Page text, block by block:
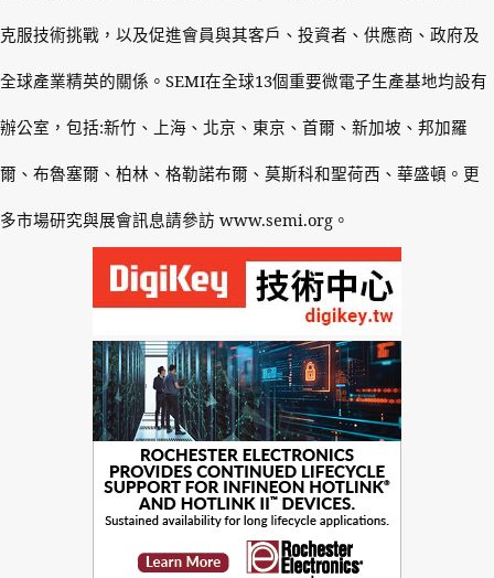
克服技術挑戰，以及促進會員與其客戶、投資者、供應商、政府及
全球產業精英的關係。 SEMI在全球13個重要微電子生產基地均設有
辦公室，包括:新竹、上海、北京、東京、首爾、新加坡、邦加羅
爾、布魯塞爾、柏林、格勒諾布爾、莫斯科和聖荷西、華盛頓。更
多市場研究與展會訊息請參訪 www.semi.org 。